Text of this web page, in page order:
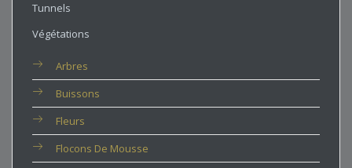
Tunnels
Végétations
Arbres
Buissons
Fleurs
Flocons De Mousse